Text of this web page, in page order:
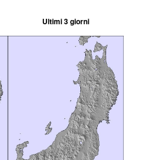
Ultimi 3 giorni